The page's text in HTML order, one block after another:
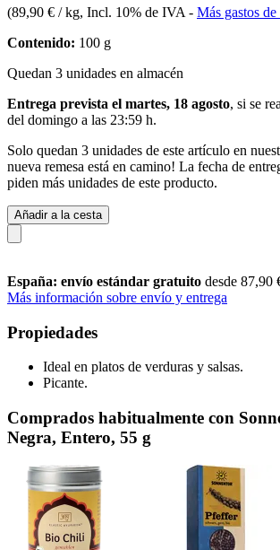
(89,90 € / kg, Incl. 10% de IVA - Más gastos
Contenido: 100 g
Quedan 3 unidades en almacén
Entrega prevista el martes, 18 agosto, si se
del domingo a las 23:59 h.
Solo quedan 3 unidades de este artículo en
nueva remesa está en camino! La fecha de
piden más unidades de este producto.
Añadir a la cesta
España: envío estándar gratuito desde 87,90
Más información sobre envío y entrega
Propiedades
Ideal en platos de verduras y salsas.
Picante.
Comprados habitualmente con
Negra, Entero, 55 g